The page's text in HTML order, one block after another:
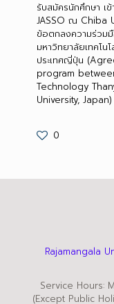
รับสมัครนักศึกษา เ
JASSO ณ Chiba
ข้อตกลงความร่วม
มหาวิทยาลัยเทคโ
ประเทศญี่ปุ่น
program
Technology
University, Japan)
0
Rajamangala
Service Hours:
(Except Public